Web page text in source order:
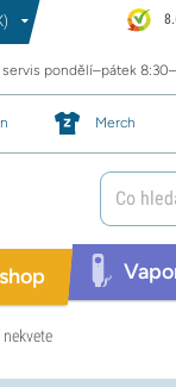
pondělí–pátek
Merch